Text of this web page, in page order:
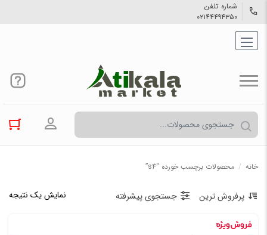
شماره تلفن
۰۲۱۴۴۴۹۴۳۵۰
ورود به
خانه / محصولات برچسب خورده “s4”
نمایش یک نتیجه پرفروش ترین جستجوی پیشرفته